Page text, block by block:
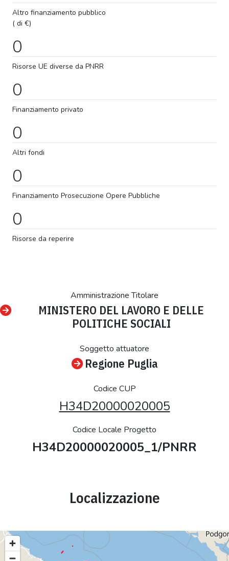
Altro finanziamento pubblico
( di €)
0
Risorse UE diverse da PNRR
0
Finanziamento privato
0
Altri fondi
0
Finanziamento Prosecuzione Opere Pubbliche
0
Risorse da reperire
Amministrazione Titolare
MINISTERO DEL LAVORO E DELLE
POLITICHE SOCIALI
Soggetto attuatore
Regione Puglia
Codice CUP
H34D20000020005
Codice Locale Progetto
H34D20000020005_1/PNRR
Localizzazione